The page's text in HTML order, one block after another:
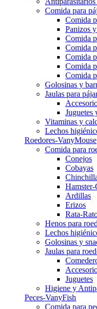
Comida para
Comida
Panizos
Comida
Comida
Comida
Comida
Comida
Golosinas y
Jaulas para
Juguetes
Vitaminas y
Lechos
Roedores-VanyMouse
Comida para
Conejos
Cobayas
Ardillas
Erizos
Rata-
Henos para
Lechos
Golosinas y
Jaulas para
Juguetes
Higiene y
Peces-VanyFish
Comida para